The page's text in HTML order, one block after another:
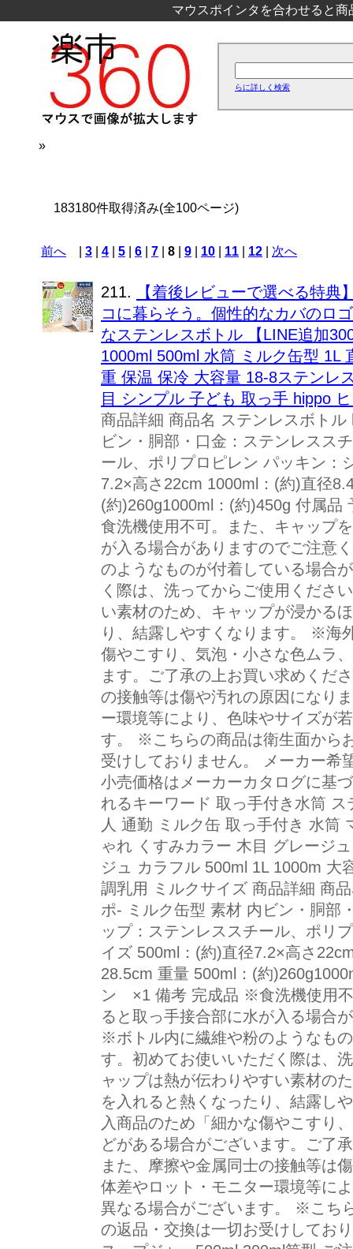
マウスポインタを合わせると
らに詳しく検索
»
183180件取得済み(全100ページ)
前へ 3 4 5 6 7 8 9 10 11 12 次へ
211.
【着後レビューで選べる特
コに暮らそう。個性的なカバのロ
なステンレスボトル 【LINE追加
1000ml 500ml 水筒 ミルク缶型 1L
重 保温 保冷 大容量 18-8ステンレ
目 シンプル 子ども 取っ手 hippo
商品詳細 商品名 ステンレスボト
ビン・胴部・口金：ステンレスス
ール、ポリプロピレン パッキン：
7.2×高さ22cm 1000ml：(約)直径
(約)260g1000ml：(約)450g 付属
食洗機使用不可。また、キャップ
が入る場合がありますのでご注意
のようなものが付着している場合
く際は、洗ってからご使用くださ
い素材のため、キャップが浸かる
り、結露しやすくなります。 ※海
傷やこすり、気泡・小さな色ムラ
ます。ご了承の上お買い求めくだ
の接触等は傷や汚れの原因になり
ー環境等により、色味やサイズが
す。 ※こちらの商品は衛生面から
受けしておりません。 メーカー希
小売価格はメーカーカタログに基
れるキーワード 取っ手付き水筒
人 通勤 ミルク缶 取っ手付き 水筒
ゃれ くすみカラー 木目 グレージ
ジュ カラフル 500ml 1L 1000m 大
調乳用 ミルクサイズ 商品詳細 商
ポ- ミルク缶型 素材 内ビン・胴部
ップ：ステンレススチール、ポリ
イズ 500ml：(約)直径7.2×高さ
28.5cm 重量 500ml：(約
ン ×1 備考 完成品 ※食洗機使用
ると取っ手接合部に水が入る場合
※ボトル内に繊維や粉のようなも
す。初めてお使いいただく際は、
ャップは熱が伝わりやすい素材の
を入れると熱くなったり、結露し
入商品のため「細かな傷やこすり
どがある場合がございます。ご了
また、摩擦や金属同士の接触等は
体差やロット・モニター環境等に
異なる場合がございます。 ※こち
の返品・交換は一切お受けしてお